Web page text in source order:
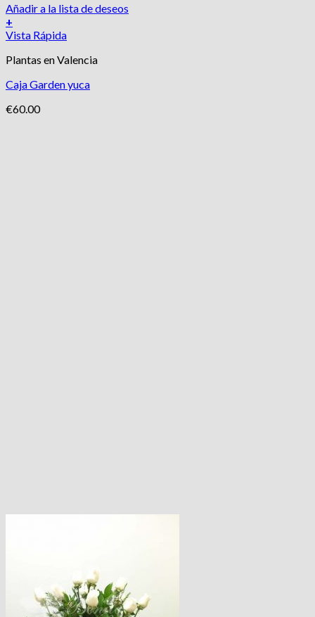
Añadir a la lista de deseos
+
Vista Rápida
Plantas en Valencia
Caja Garden yuca
€60.00